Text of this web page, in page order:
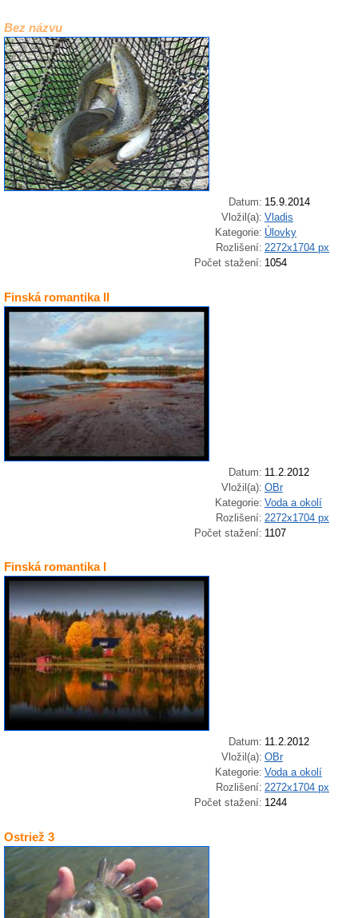
Bez názvu
Datum: 15.9.2014
Vložil(a): Vladis
Kategorie: Úlovky
Rozlišení: 2272x1704 px
Počet stažení: 1054
Finská romantika II
Datum: 11.2.2012
Vložil(a): OBr
Kategorie: Voda a okolí
Rozlišení: 2272x1704 px
Počet stažení: 1107
Finská romantika I
Datum: 11.2.2012
Vložil(a): OBr
Kategorie: Voda a okolí
Rozlišení: 2272x1704 px
Počet stažení: 1244
Ostriež 3